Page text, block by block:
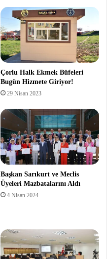
Çorlu Halk Ekmek Büfeleri
Bugün Hizmete Giriyor!
29 Nisan 2023
Başkan Sarıkurt ve Meclis
Üyeleri Mazbatalarını Aldı
4 Nisan 2024